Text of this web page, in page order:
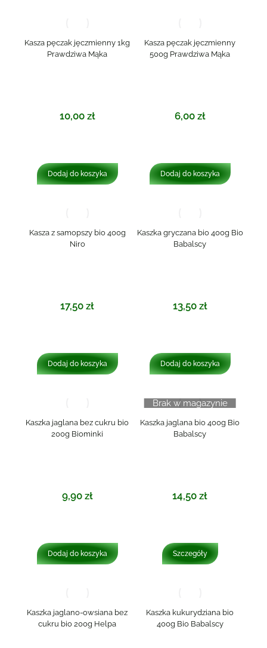
Kasza pęczak jęczmienny 1kg
Prawdziwa Mąka
10,00 zł
Dodaj do koszyka
Kasza pęczak jęczmienny
500g Prawdziwa Mąka
6,00 zł
Dodaj do koszyka
Kasza z samopszy bio 400g
Niro
17,50 zł
Dodaj do koszyka
Kaszka gryczana bio 400g Bio
Babalscy
13,50 zł
Dodaj do koszyka
Kaszka jaglana bez cukru bio
200g Biominki
9,90 zł
Dodaj do koszyka
Brak w magazynie
Kaszka jaglana bio 400g Bio
Babalscy
14,50 zł
Szczegóły
Kaszka jaglano-owsiana bez
cukru bio 200g Helpa
Kaszka kukurydziana bio
400g Bio Babalscy